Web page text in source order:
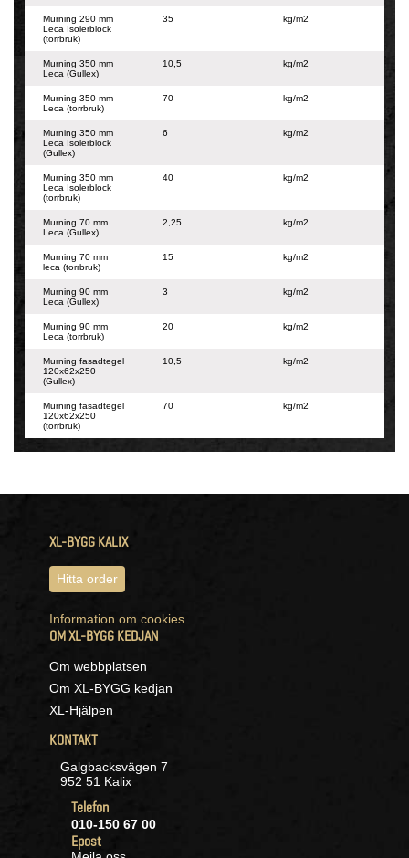
Murning 290 mm
Leca Isolerblock
(torrbruk)
35 kg/m2
Murning 350 mm
Leca (Gullex)
10,5 kg/m2
Murning 350 mm
Leca (torrbruk)
70 kg/m2
Murning 350 mm
Leca Isolerblock
(Gullex)
6 kg/m2
Murning 350 mm
Leca Isolerblock
(torrbruk)
40 kg/m2
Murning 70 mm
Leca (Gullex)
2,25 kg/m2
Murning 70 mm
leca (torrbruk)
15 kg/m2
Murning 90 mm
Leca (Gullex)
3 kg/m2
Murning 90 mm
Leca (torrbruk)
20 kg/m2
Murning fasadtegel
120x62x250
(Gullex)
10,5 kg/m2
Murning fasadtegel
120x62x250
(torrbruk)
70 kg/m2
XL-BYGG KALIX
Hitta order
Information om cookies
OM XL-BYGG KEDJAN
Om webbplatsen
Om XL-BYGG kedjan
XL-Hjälpen
KONTAKT
Galgbacksvägen 7
952 51 Kalix
Telefon
010-150 67 00
Epost